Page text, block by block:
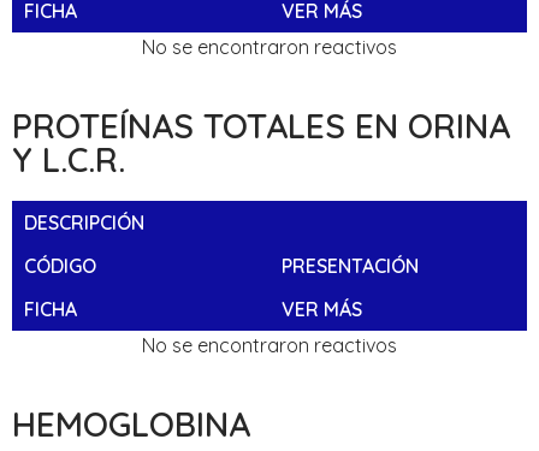
FICHA
VER MÁS
No se encontraron reactivos
PROTEÍNAS TOTALES EN ORINA
Y L.C.R.
DESCRIPCIÓN
CÓDIGO
PRESENTACIÓN
FICHA
VER MÁS
No se encontraron reactivos
HEMOGLOBINA